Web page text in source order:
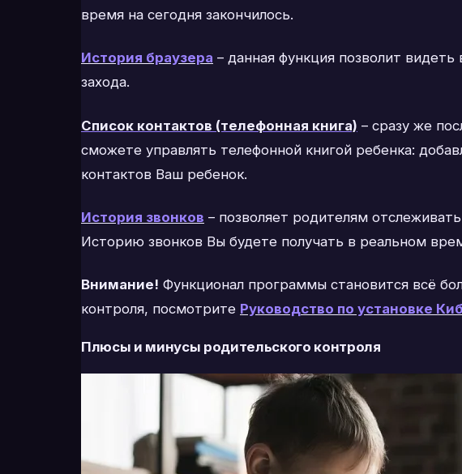
время на сегодня закончилось.
История браузера – данная функция позволит
захода.
Список контактов (телефонная книга) – сразу же
сможете управлять телефонной книгой ребенка:
контактов Ваш ребенок.
История звонков – позволяет родителям
Историю звонков Вы будете получать в реальном
Внимание! Функционал программы становится всё
контроля, посмотрите Руководство по установке
Плюсы и минусы родительского контроля